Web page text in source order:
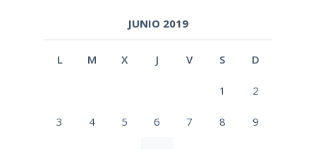
JUNIO 2019
L M X J V S D
1 2
3 4 5 6 7 8 9